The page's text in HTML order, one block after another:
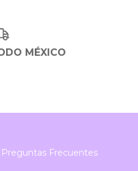
MÉXICO
Preguntas Frecuentes